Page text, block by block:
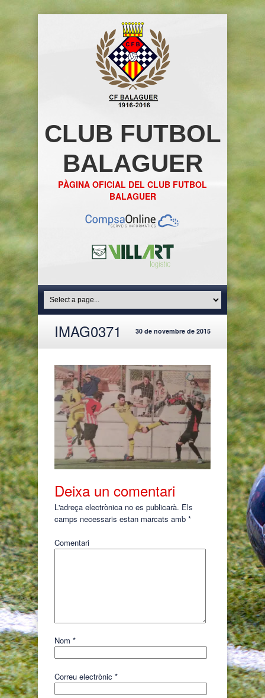
CLUB FUTBOL
BALAGUER
PÀGINA OFICIAL DEL CLUB FUTBOL
BALAGUER
IMAG0371 30 de novembre de 2015
Deixa un comentari
L'adreça electrònica no es publicarà. Els
camps necessaris estan marcats amb *
Comentari
Nom *
Correu electrònic *